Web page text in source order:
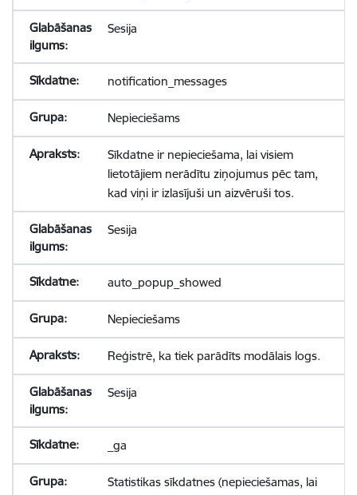
Sesija
notification_messages
Nepieciešams
Sīkdatne ir nepieciešama, lai visiem
lietotājiem nerādītu ziņojumus pēc tam,
kad viņi ir izlasījuši un aizvēruši tos.
Sesija
auto_popup_showed
Nepieciešams
Reģistrē, ka tiek parādīts modālais logs.
Sesija
_ga
Statistikas sīkdatnes (nepieciešamas, lai